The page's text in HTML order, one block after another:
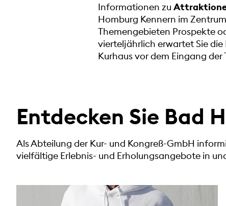
Informationen zu
Homburg Kennern im
Themengebieten Prospekte
vierteljährlich erwartet Sie
Kurhaus vor dem Eingang
Entdecken Sie Bad
Als Abteilung der Kur- und Kongreß-GmbH
vielfältige Erlebnis- und Erholungsangebote in